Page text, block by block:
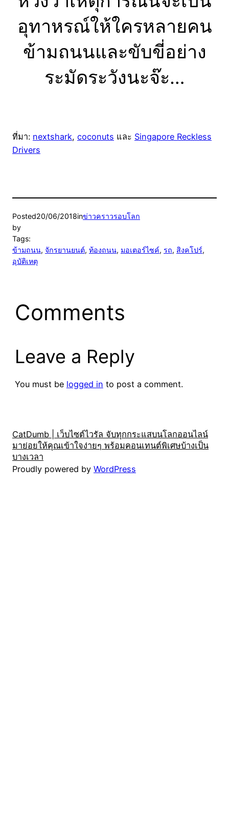
อุทาหรณ์ให้ใครหลายคน
ข้ามถนนและขับขี่อย่าง
ระมัดระวังนะจ๊ะ…
ที่มา: nextshark, coconuts และ Singapore Reckless
Drivers
Posted20/06/2018inข่าวคราวรอบโลก
by
Tags:
ข้ามถนน, จักรยานยนต์, ท้องถนน, มอเตอร์ไซค์, รถ, สิงคโปร์
อุบัติเหตุ
Comments
Leave a Reply
You must be logged in to post a comment.
CatDumb | เว็บไซต์ไวรัล จับทุกกระแสบนโลกออนไลน์
มาย่อยให้คุณเข้าใจง่ายๆ พร้อมคอนเทนต์พิเศษบ้างเป็น
บางเวลา
Proudly powered by WordPress